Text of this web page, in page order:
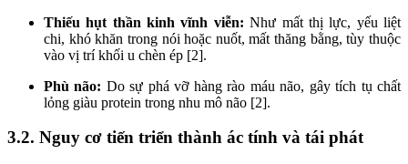
Thiếu hụt thần kinh vĩnh viễn: Như mất thị lực, yếu liệt
chi, khó khăn trong nói hoặc nuốt, mất thăng bằng, tùy thuộc
vào vị trí khối u chèn ép [2].
Phù não: Do sự phá vỡ hàng rào máu não, gây tích tụ chất
lỏng giàu protein trong nhu mô não [2].
3.2. Nguy cơ tiến triển thành ác tính và tái phát